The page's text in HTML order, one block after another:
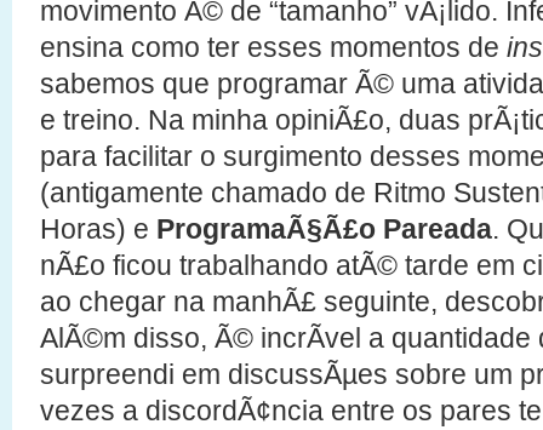
movimento Ã© de “tamanho” vÃ¡lido.
ensina como ter esses momentos de
sabemos que programar Ã© uma
e treino. Na minha opiniÃ£o, duas
para facilitar o surgimento desses
(antigamente chamado de Ritmo
Horas) e ProgramaÃ§Ã£o Pareada.
nÃ£o ficou trabalhando atÃ© tarde em
ao chegar na manhÃ£ seguinte,
AlÃ©m disso, Ã© incrÃ­vel a quantidade
surpreendi em discussÃµes sobre um
vezes a discordÃ¢ncia entre os pares